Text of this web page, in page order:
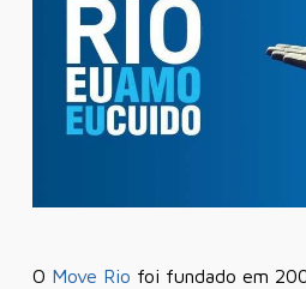
O Move Rio foi fundado em